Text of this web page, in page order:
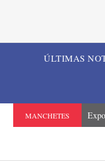
ÚLTIMAS
MANCHETES